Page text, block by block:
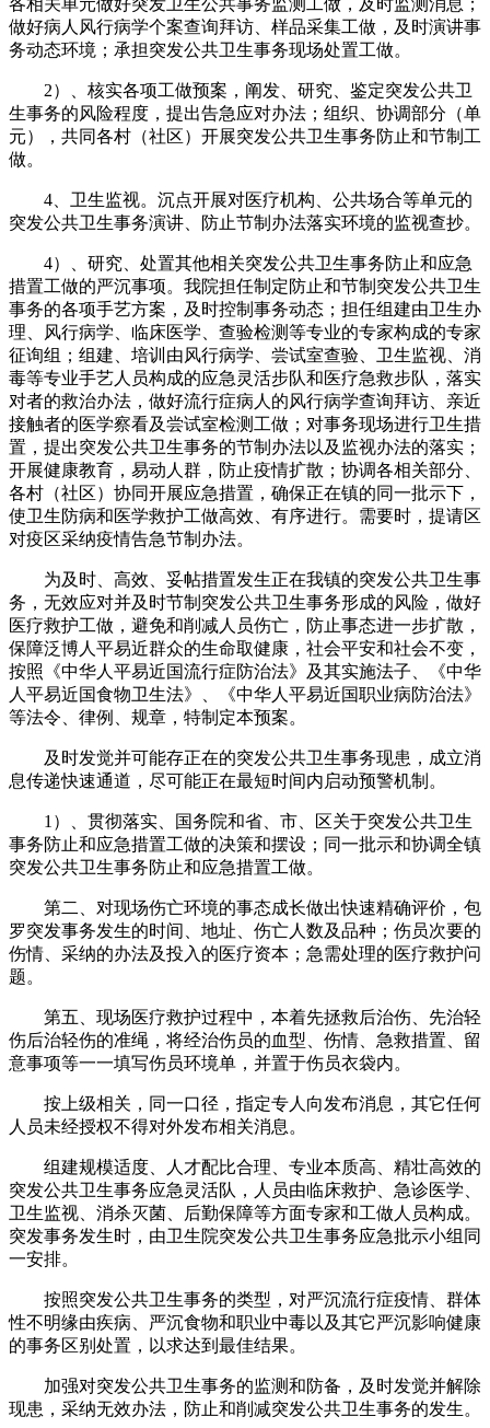
做好病人风行病学个案查询拜访、样品采集工做，及时演讲事
务动态环境；承担突发公共卫生事务现场处置工做。
2）、核实各项工做预案，阐发、研究、鉴定突发公共卫
生事务的风险程度，提出告急应对办法；组织、协调部分（单
元），共同各村（社区）开展突发公共卫生事务防止和节制工
做。
4、卫生监视。沉点开展对医疗机构、公共场合等单元的
突发公共卫生事务演讲、防止节制办法落实环境的监视查抄。
4）、研究、处置其他相关突发公共卫生事务防止和应急
措置工做的严沉事项。我院担任制定防止和节制突发公共卫生
事务的各项手艺方案，及时控制事务动态；担任组建由卫生办
理、风行病学、临床医学、查验检测等专业的专家构成的专家
征询组；组建、培训由风行病学、尝试室查验、卫生监视、消
毒等专业手艺人员构成的应急灵活步队和医疗急救步队，落实
对者的救治办法，做好流行症病人的风行病学查询拜访、亲近
接触者的医学察看及尝试室检测工做；对事务现场进行卫生措
置，提出突发公共卫生事务的节制办法以及监视办法的落实；
开展健康教育，易动人群，防止疫情扩散；协调各相关部分、
各村（社区）协同开展应急措置，确保正在镇的同一批示下，
使卫生防病和医学救护工做高效、有序进行。需要时，提请区
对疫区采纳疫情告急节制办法。
为及时、高效、妥帖措置发生正在我镇的突发公共卫生事
务，无效应对并及时节制突发公共卫生事务形成的风险，做好
医疗救护工做，避免和削减人员伤亡，防止事态进一步扩散，
保障泛博人平易近群众的生命取健康，社会平安和社会不变，
按照《中华人平易近国流行症防治法》及其实施法子、《中华
人平易近国食物卫生法》、《中华人平易近国职业病防治法》
等法令、律例、规章，特制定本预案。
及时发觉并可能存正在的突发公共卫生事务现患，成立消
息传递快速通道，尽可能正在最短时间内启动预警机制。
1）、贯彻落实、国务院和省、市、区关于突发公共卫生
事务防止和应急措置工做的决策和摆设；同一批示和协调全镇
突发公共卫生事务防止和应急措置工做。
第二、对现场伤亡环境的事态成长做出快速精确评价，包
罗突发事务发生的时间、地址、伤亡人数及品种；伤员次要的
伤情、采纳的办法及投入的医疗资本；急需处理的医疗救护问
题。
第五、现场医疗救护过程中，本着先拯救后治伤、先治轻
伤后治轻伤的准绳，将经治伤员的血型、伤情、急救措置、留
意事项等一一填写伤员环境单，并置于伤员衣袋内。
按上级相关，同一口径，指定专人向发布消息，其它任何
人员未经授权不得对外发布相关消息。
组建规模适度、人才配比合理、专业本质高、精壮高效的
突发公共卫生事务应急灵活队，人员由临床救护、急诊医学、
卫生监视、消杀灭菌、后勤保障等方面专家和工做人员构成。
突发事务发生时，由卫生院突发公共卫生事务应急批示小组同
一安排。
按照突发公共卫生事务的类型，对严沉流行症疫情、群体
性不明缘由疾病、严沉食物和职业中毒以及其它严沉影响健康
的事务区别处置，以求达到最佳结果。
加强对突发公共卫生事务的监测和防备，及时发觉并解除
现患，采纳无效办法，防止和削减突发公共卫生事务的发生。